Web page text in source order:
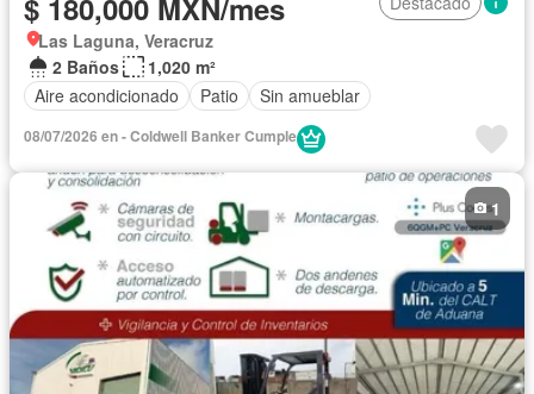
$ 180,000 MXN/mes
Las Laguna, Veracruz
2 Baños
1,020 m²
Aire acondicionado
Patio Sin amueblar
08/07/2026 en - Coldwell Banker Cumple
1